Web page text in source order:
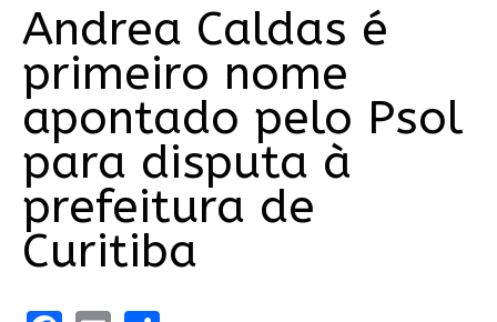
Andrea Caldas é
primeiro nome
apontado pelo Psol
para disputa à
prefeitura de
Curitiba